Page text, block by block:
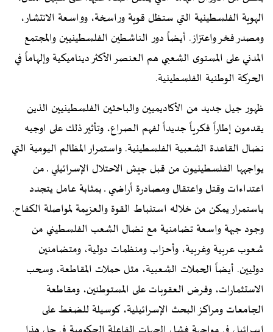
الهوية الفلسطينية التي ستظل قوية وراسخة، وواسعة الانتشار،
ومصدر فخر واعتزاز. أيضاً دور الناشطين الفلسطينيين والمجتمع
المدني على المستوى الشعبي هم العنصر الأكثر ديناميكية وإلهاماً في
الحركة الوطنية الفلسطينية.
ظهور جيل جديد من الأكاديميين والباحثين الفلسطينيين الذين
يقدمون إطاراً فكرياً جديداً لفهم الصراع، وتأثير ذلك على اوجيه
نضال القاعدة الشعبية الفلسطينية. واستمرار المظالم اليومية التي
يواجهها الفلسطينيون من قبل جيش الاحتلال الإسرائيلي ـ من
اعتداءات وقتل واعتقال ومصادرة أراضي ـ بمثابة عامل يتجدد
باستمرار يمكن من خلاله استنباط القوة والعزيمة لمواصلة الكفاح.
وجود جبهة واسعة تضامنية مع نضال الشعب الفلسطيني من
شعوب عربية وغربية، وأحزاب ومنظمات دولية، ومتضامنين
دوليين. أيضاً الحملات الشعبية، مثل حملات المقاطعة، وسحب
الاستثمارات، وفرض العقوبات على المستوطنين، ومقاطعة
الجامعات ومراكز البحث الإسرائيلية، كوسيلة للضغط على